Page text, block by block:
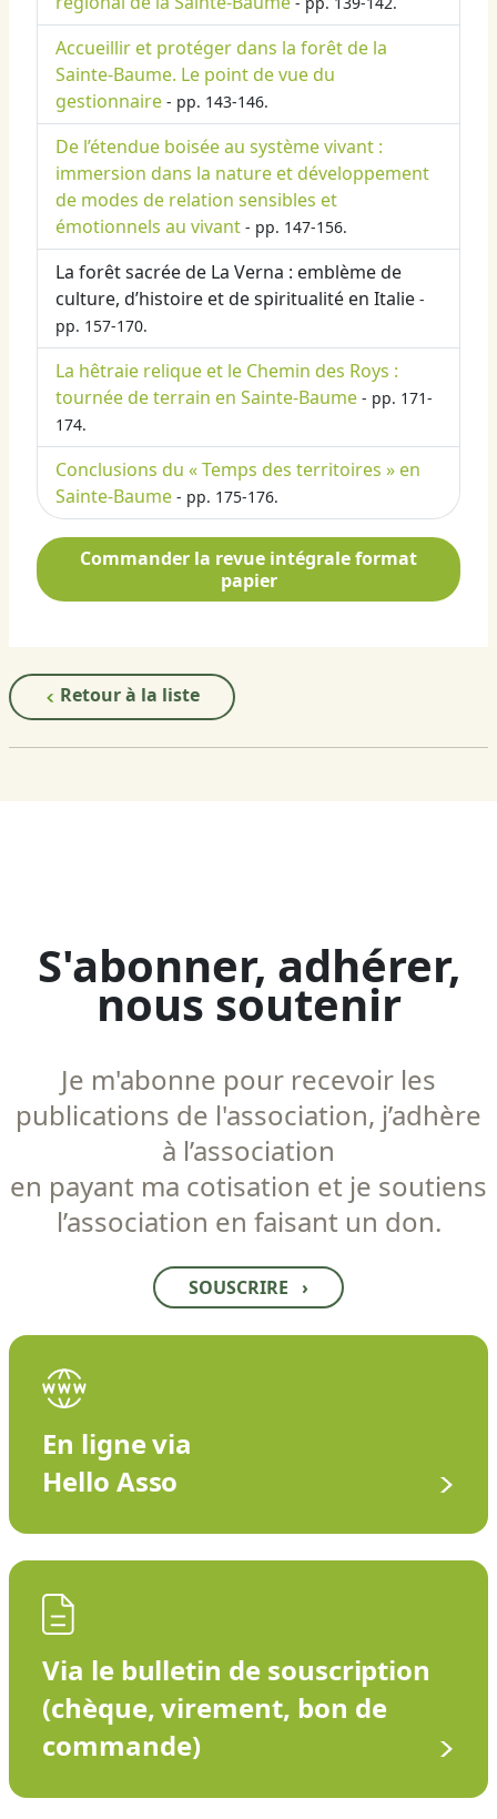
Accueillir et protéger dans la forêt de la
Sainte-Baume. Le point de vue du
gestionnaire - pp. 143-146.
De l’étendue boisée au système vivant :
immersion dans la nature et développement
de modes de relation sensibles et
émotionnels au vivant - pp. 147-156.
La forêt sacrée de La Verna : emblème de
culture, d’histoire et de spiritualité en Italie -
pp. 157-170.
La hêtraie relique et le Chemin des Roys :
tournée de terrain en Sainte-Baume - pp. 171-
174.
Conclusions du « Temps des territoires » en
Sainte-Baume - pp. 175-176.
Commander la revue intégrale format
papier
Retour à la liste
S'abonner, adhérer,
nous soutenir
Je m'abonne pour recevoir les
publications de l'association, j’adhère
à l’association
en payant ma cotisation et je soutiens
l’association en faisant un don.
SOUSCRIRE ›
En ligne via
Hello Asso
Via le bulletin de souscription
(chèque, virement, bon de
commande)